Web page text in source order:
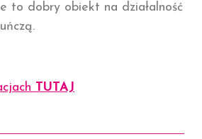
to dobry obiekt na działalność
TUTAJ